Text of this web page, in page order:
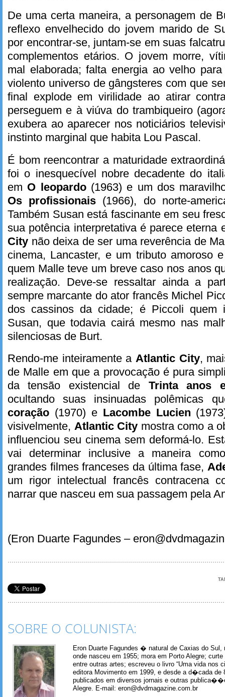
De uma certa maneira, a personagem de
reflexo envelhecido do jovem marido de
por encontrar-se, juntam-se em suas
complementos etários. O jovem morre,
mal elaborada; falta energia ao velho
violento universo de gângsteres com que
final explode em virilidade ao atirar
perseguem e à viúva do trambiqueiro
exubera ao aparecer nos noticiários
instinto marginal que habita Lou Pascal.
É bom reencontrar a maturidade
foi o inesquecível nobre decadente do
em O leopardo (1963) e um dos
Os profissionais (1966), do norte-
Também Susan está fascinante em seu
sua potência interpretativa é parece eterna
City não deixa de ser uma reverência de
cinema, Lancaster, e um tributo amoroso
quem Malle teve um breve caso nos anos
realização. Deve-se ressaltar ainda a
sempre marcante do ator francês Michel
dos cassinos da cidade; é Piccoli quem
Susan, que todavia cairá mesmo nas
silenciosas de Burt.
Rendo-me inteiramente a Atlantic City,
de Malle em que a provocação é pura
da tensão existencial de Trinta anos
ocultando suas insinuadas polêmicas
coração (1970) e Lacombe Lucien
visivelmente, Atlantic City mostra como a
influenciou seu cinema sem deformá-lo.
vai determinar inclusive a maneira
grandes filmes franceses da última fase,
um rigor intelectual francês contracena
narrar que nasceu em sua passagem pela
(Eron Duarte Fagundes –
SOBRE O COLUNISTA:
Eron Duarte Fagundes � natural de Caxias do Sul,
onde nasceu em 1955; mora em Porto Alegre;
entre outras artes; escreveu o livro “Uma vida nos
editora Movimento em 1999, e desde a d�cada de
publicados em diversos jornais e outras
Alegre. E-mail: eron@dvdmagazine.com.br